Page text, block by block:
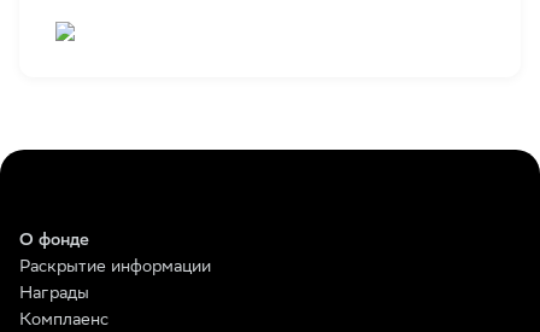
О фонде
Раскрытие информации
Награды
Комплаенс